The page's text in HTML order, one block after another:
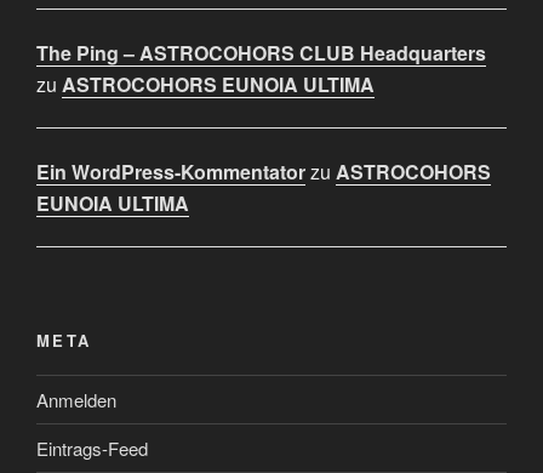
The Ping – ASTROCOHORS CLUB Headquarters
zu ASTROCOHORS EUNOIA ULTIMA
Ein WordPress-Kommentatorzu ASTROCOHORS
EUNOIA ULTIMA
META
Anmelden
Eintrags-Feed